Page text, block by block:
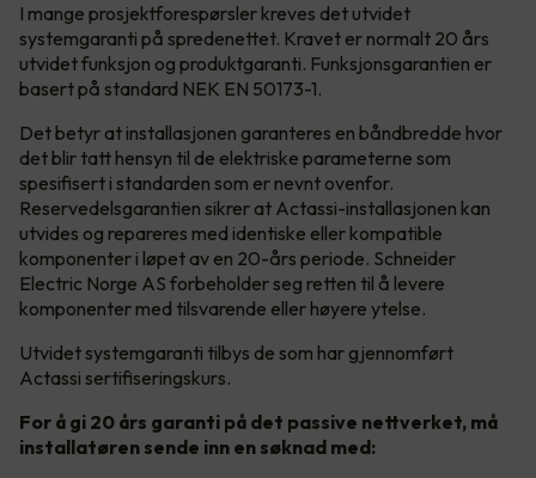
I mange prosjektforespørsler kreves det utvidet
systemgaranti på spredenettet. Kravet er normalt 20 års
utvidet funksjon og produktgaranti. Funksjonsgarantien er
basert på standard NEK EN 50173-1.
Det betyr at installasjonen garanteres en båndbredde hvor
det blir tatt hensyn til de elektriske parameterne som
spesifisert i standarden som er nevnt ovenfor.
Reservedelsgarantien sikrer at Actassi-installasjonen kan
utvides og repareres med identiske eller kompatible
komponenter i løpet av en 20-års periode. Schneider
Electric Norge AS forbeholder seg retten til å levere
komponenter med tilsvarende eller høyere ytelse.
Utvidet systemgaranti tilbys de som har gjennomført
Actassi sertifiseringskurs.
For å gi 20 års garanti på det passive nettverket, må
installatøren sende inn en søknad med: